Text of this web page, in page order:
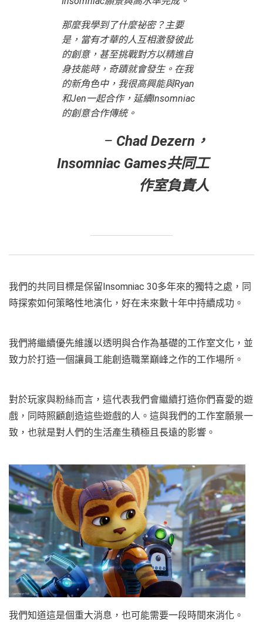
那麼我學到了什麼祕密？主要
是，當有才華的人互相激發彼此
的創意，甚至挑戰對方以精進自
身技能時，奇蹟就會發生。在我
的新角色中，我很高興能與Ryan
和Jen一起合作，延續Insomniac
的創意合作傳統。
– Chad Dezern，
Insomniac Games共同工
作室負責人
我們的共同目標是保留Insomniac 30多年來的獨特之處，同
時探索如何策略性地演化，好在未來數十年中持續成功。
我們將繼續優先維護以透明與合作為基礎的工作室文化，並
致力於打造一個讓員工能創造職業巔峰之作的工作場所。
對於玩家與粉絲而言，這代表我們會繼續打造你們喜愛的遊
戲，同時照顧創造這些遊戲的人。這與我們的工作室願景一
致，也就是對人們的生活產生積極且長遠的影響。
我們知道這是個重大消息，也可能需要一段時間來消化。